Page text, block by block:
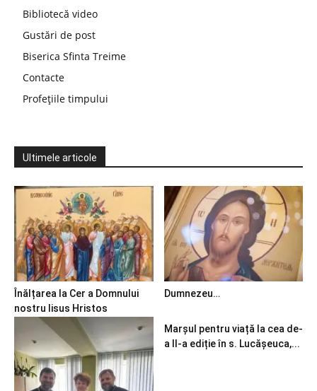
Bibliotecă video
Gustări de post
Biserica Sfinta Treime
Contacte
Profețiile timpului
Ultimele articole
Înălțarea la Cer a Domnului
nostru Iisus Hristos
Dumnezeu…
Marșul pentru viață la cea de-
a II-a ediție în s. Lucășeuca,...